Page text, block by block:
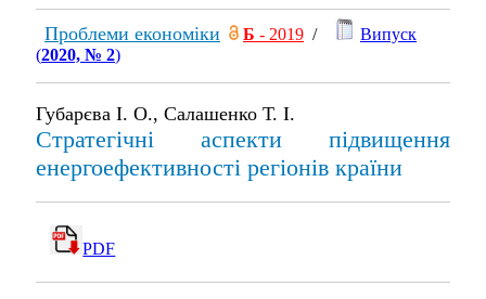
Проблеми економіки Б - 2019 /
Випуск
(2020, № 2)
Губарєва І. О., Салашенко Т. І.
Стратегічні аспекти підвищення
енергоефективності регіонів країни
PDF